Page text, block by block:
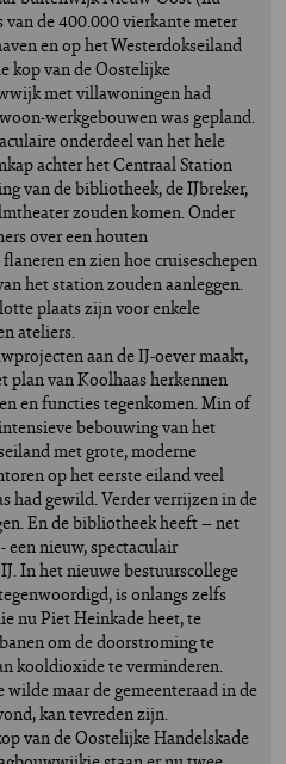
de 400.000 vierkante meter
en op het Westerdokseiland
kop van de Oostelijke
met villawoningen had
werkgebouwen was gepland.
onderdeel van het hele
achter het Centraal Station
van de bibliotheek, de IJbreker,
zouden komen. Onder
over een houten
en zien hoe cruiseschepen
het station zouden aanleggen.
plaats zijn voor enkele
ateliers.
aan de IJ-oever maakt,
plan van Koolhaas herkennen
en functies tegenkomen. Min of
bebouwing van het
met grote, moderne
op het eerste eiland veel
had gewild. Verder verrijzen in de
En de bibliotheek heeft – net
een nieuw, spectaculair
In het nieuwe bestuurscollege
is onlangs zelfs
nu Piet Heinkade heet, te
om de doorstroming te
kooldioxide te verminderen.
maar de gemeenteraad in de
kan tevreden zijn.
van de Oostelijke Handelskade